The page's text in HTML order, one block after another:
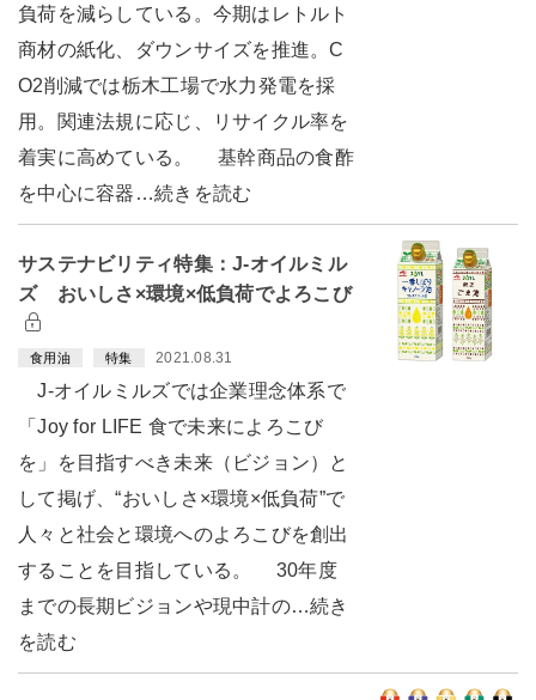
負荷を減らしている。今期はレトルト
商材の紙化、ダウンサイズを推進。C
O2削減では栃木工場で水力発電を採
用。関連法規に応じ、リサイクル率を
着実に高めている。 基幹商品の食酢
を中心に容器…続きを読む
サステナビリティ特集：J-オイルミル
ズ おいしさ×環境×低負荷でよろこび
食用油 特集 2021.08.31
J-オイルミルズでは企業理念体系で
「Joy for LIFE 食で未来によろこび
を」を目指すべき未来（ビジョン）と
して掲げ、“おいしさ×環境×低負荷”で
人々と社会と環境へのよろこびを創出
することを目指している。 30年度
までの長期ビジョンや現中計の…続き
を読む